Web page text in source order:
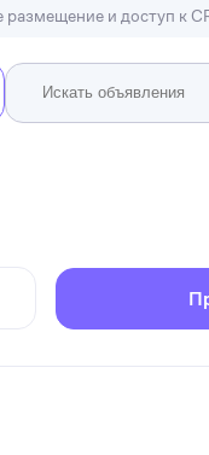
размещение и доступ к